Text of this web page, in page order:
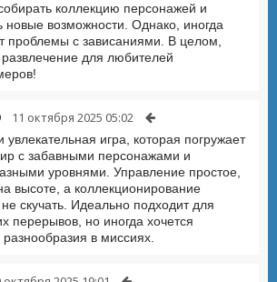
коллекцию персонажей и
новые возможности. Однако, иногда
проблемы с зависаниями. В целом,
для любителей
11 октября 2025 05:02
увлекательная игра, которая погружает
с забавными персонажами и
уровнями. Управление простое,
высоте, а коллекционирование
скучать. Идеально подходит для
перерывов, но иногда хочется
в миссиях.